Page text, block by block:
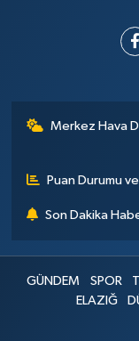
Merkez Hava
Puan Durumu
Son Dakika
GÜNDEM SPOR
ELAZIĞ